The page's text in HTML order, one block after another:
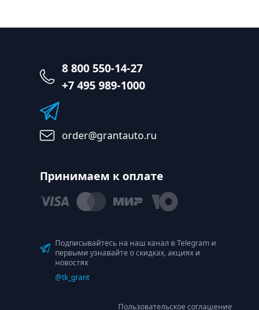
8 800 550-14-27
+7 495 989-1000
order@grantauto.ru
Принимаем к оплате
Подписывайтесь на наш канал в Telegram и
первыми узнавайте о скидках, акциях и
новостях
@tk_grant
Пользовательское соглашение